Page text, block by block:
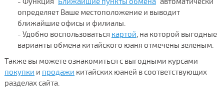
определяет Ваше местоположение и выводит
ближайшие офисы и филиалы.
- Удобно воспользоваться картой, на которой выгодные
варианты обмена китайского юаня отмечены зеленым.
Также вы можете ознакомиться с выгодными курсами
покупки и продажи китайских юаней в соответствующих
разделах сайта.